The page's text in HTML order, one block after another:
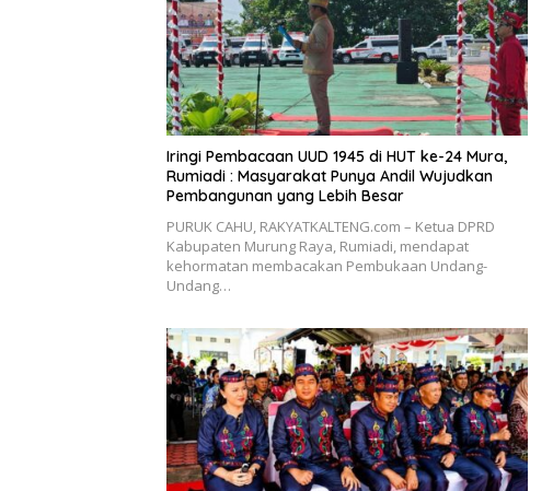
Iringi Pembacaan UUD 1945 di HUT ke-24 Mura,
Rumiadi : Masyarakat Punya Andil Wujudkan
Pembangunan yang Lebih Besar
PURUK CAHU, RAKYATKALTENG.com – Ketua DPRD
Kabupaten Murung Raya, Rumiadi, mendapat
kehormatan membacakan Pembukaan Undang-
Undang…